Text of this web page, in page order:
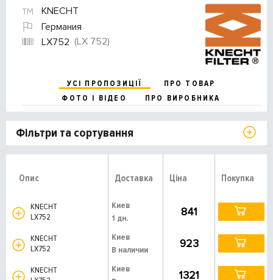
KNECHT
Германия
LX752 (LX 752)
УСІ ПРОПОЗИЦІЇ
ПРО ТОВАР
ФОТО І ВІДЕО
ПРО ВИРОБНИКА
Фільтри та сортування
Опис Доставка Ціна Покупка
KNECHT
LX752
Киев
1 дн.
841
KNECHT
LX752
Киев
В наличии
923
KNECHT
Киев
1321